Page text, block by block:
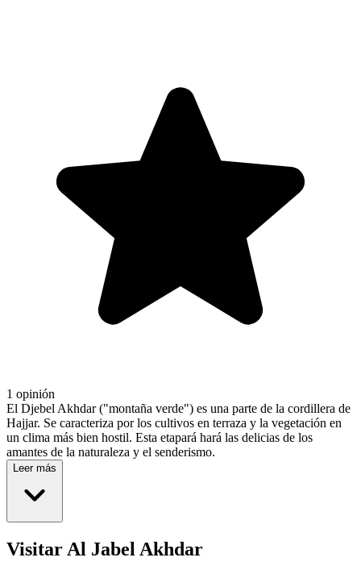
1 opinión
El Djebel Akhdar ("montaña verde") es una parte de la cordillera de
Hajjar. Se caracteriza por los cultivos en terraza y la vegetación en
un clima más bien hostil. Esta etapará hará las delicias de los
amantes de la naturaleza y el senderismo.
Leer más
Visitar Al Jabel Akhdar